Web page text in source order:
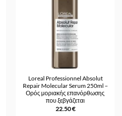
Loreal Professionnel Absolut
Repair Molecular Serum 250ml –
Ορός μοριακής επανόρθωσης
που ξεβγάζεται
22.50€